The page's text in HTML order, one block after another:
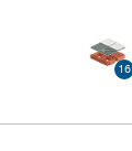
16